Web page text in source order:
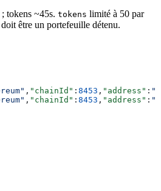
tokens ~45s. tokens limité à 50 par
être un portefeuille détenu.
, "chainId" : 8453 , "address" :
, "chainId" : 8453 , "address" :